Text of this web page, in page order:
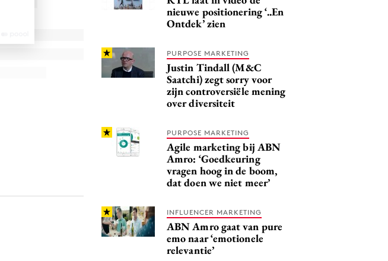
nieuwe positionering ‘..En
Ontdek’ zien
PURPOSE MARKETING
Justin Tindall (M&C
Saatchi) zegt sorry voor
zijn controversiële mening
over diversiteit
PURPOSE MARKETING
Agile marketing bij ABN
Amro: ‘Goedkeuring
vragen hoog in de boom,
dat doen we niet meer’
INFLUENCER MARKETING
ABN Amro gaat van pure
emo naar ‘emotionele
relevantie’